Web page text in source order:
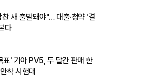
새 출발돼야"… 대출·청약 '결
다
' 기아 PV5, 두 달간 판매 한
착 시험대